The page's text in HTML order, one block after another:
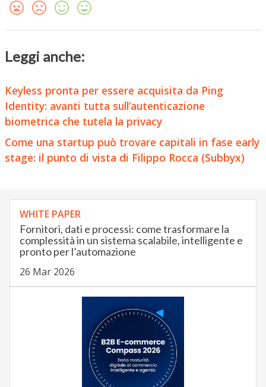
Leggi anche:
Keyless pronta per essere acquisita da Ping
Identity: avanti tutta sull’autenticazione
biometrica che tutela la privacy
Come una startup può trovare capitali in fase early
stage: il punto di vista di Filippo Rocca (Subbyx)
WHITE PAPER
Fornitori, dati e processi: come trasformare la
complessità in un sistema scalabile, intelligente e
pronto per l’automazione
26 Mar 2026